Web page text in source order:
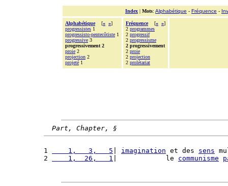
Index | Mots: Alphabétique - Fréquence -
Alphabétique [« »]
progressistes 1
progressisto-pentecôtiste 1
progressive 3
progressivement 2
proie 2
projection 2
projeté 1
Fréquence [« »]
2 programmes
2 progressif
2 progressisme
2 progressivement
2 proie
2 projection
2 prolétariat
Part, Chapter, §
1
    1,   3,   5
imagination et des sens
2
    1,  26,   1
|            le communisme